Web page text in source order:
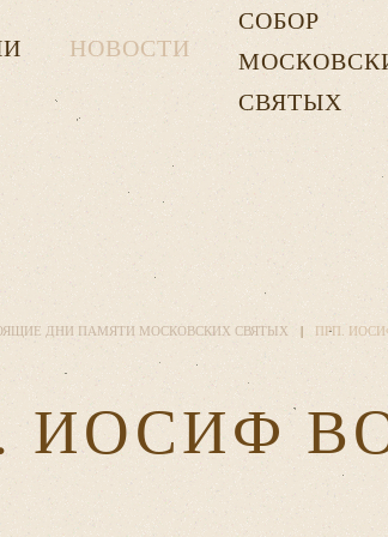
НОВОСТИ
СОБОР
СВЯТЫХ
ДНИ ПАМЯТИ МОСКОВСКИХ СВЯТЫХ ПРП.
ИОСИФ